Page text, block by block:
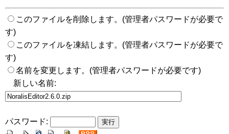
このファイルを削除します。(管理者パスワードが必要で
す)
このファイルを凍結します。(管理者パスワードが必要で
す)
名前を変更します。(管理者パスワードが必要です)
新しい名前:
パスワード: